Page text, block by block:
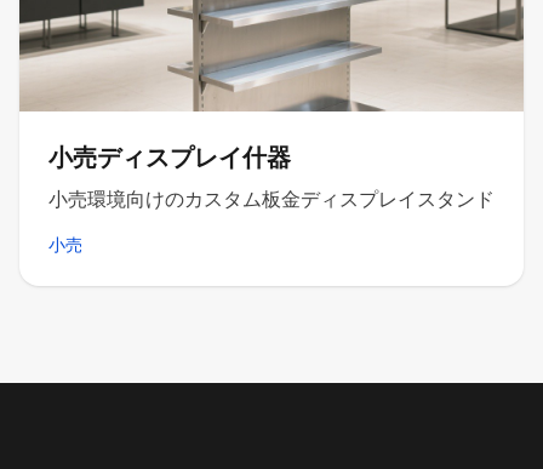
小売ディスプレイ什器
小売環境向けのカスタム板金ディスプレイスタンド
小売